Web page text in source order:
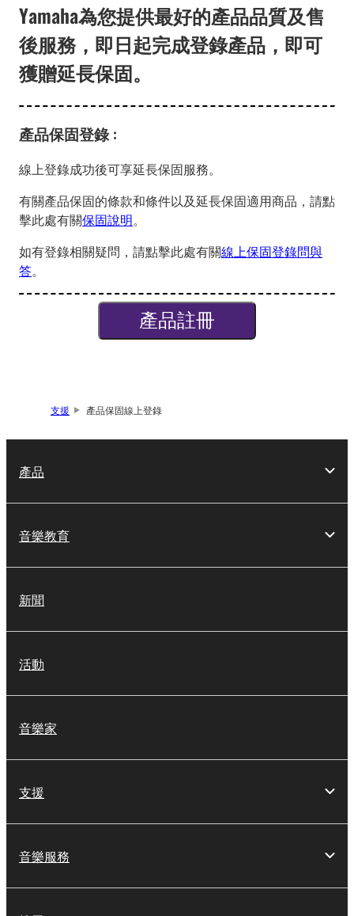
Yamaha為您提供最好的產品品質及售
後服務，即日起完成登錄產品，即可
獲贈延長保固。
產品保固登錄 :
線上登錄成功後可享延長保固服務。
有關產品保固的條款和條件以及延長保固適用商品，請點
擊此處有關保固說明。
如有登錄相關疑問，請點擊此處有關線上保固登錄問與
答。
產品註冊
支援 產品保固線上登錄
產品
音樂教育
新聞
活動
音樂家
支援
音樂服務